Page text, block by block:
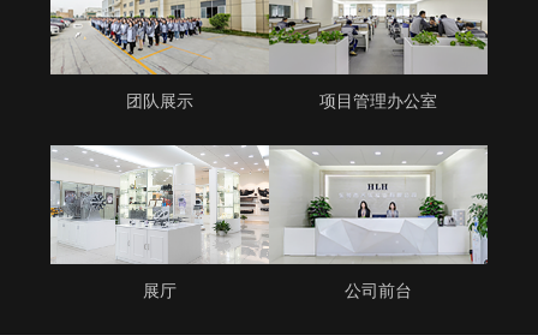
团队展示 项目管理办公室
展厅 公司前台